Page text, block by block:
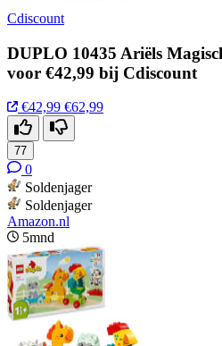
Cdiscount
DUPLO 10435 Ariëls
voor €42,99 bij Cdiscount
€42,99 €62,99
77
0
Soldenjager
Soldenjager
Amazon.nl
5mnd